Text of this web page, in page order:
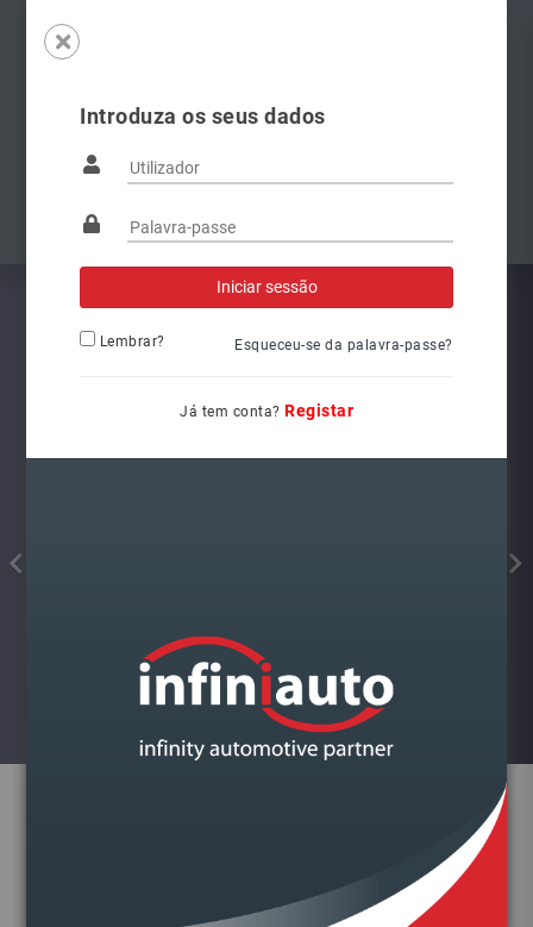
Introduza os seus dados
Lembrar? Esqueceu-se da palavra-passe?
Já tem conta? Registar
Famílias
TEMP.KIMAPA
Visualizar